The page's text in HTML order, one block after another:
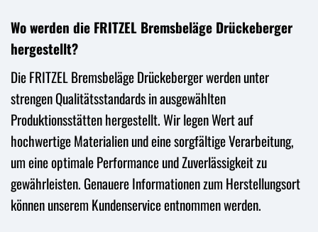
Wo werden die FRITZEL Bremsbeläge Drückeberger
hergestellt?
Die FRITZEL Bremsbeläge Drückeberger werden unter
strengen Qualitätsstandards in ausgewählten
Produktionsstätten hergestellt. Wir legen Wert auf
hochwertige Materialien und eine sorgfältige Verarbeitung,
um eine optimale Performance und Zuverlässigkeit zu
gewährleisten. Genauere Informationen zum Herstellungsort
können unserem Kundenservice entnommen werden.